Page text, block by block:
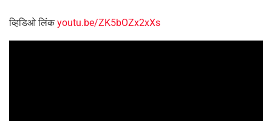
व्हिडिओ लिंकyoutu.be/ZK5bOZx2xXs